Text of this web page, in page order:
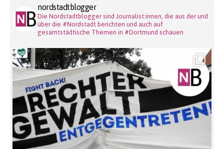
nordstadtblogger
Die Nordstadtblogger sind Journalist:innen, die aus der und
über die #Nordstadt berichten und auch auf
gesamtstädtische Themen in #Dortmund schauen